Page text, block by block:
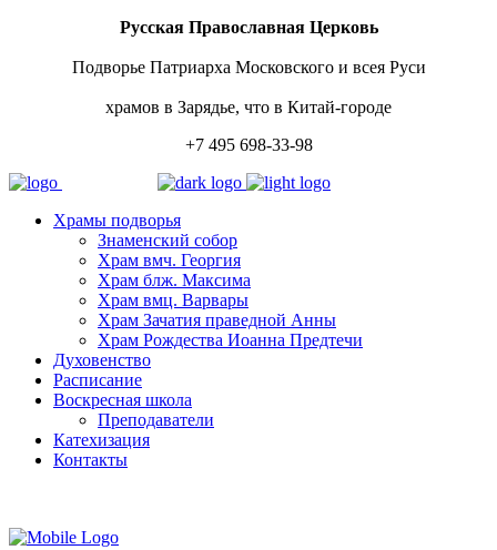
Русская Православная Церковь
Подворье Патриарха Московского и всея Руси
храмов в Зарядье, что в Китай-городе
+7 495 698-33-98
Храмы подворья
Знаменский собор
Храм вмч. Георгия
Храм блж. Максима
Храм вмц. Варвары
Храм Зачатия праведной Анны
Храм Рождества Иоанна Предтечи
Духовенство
Расписание
Воскресная школа
Преподаватели
Катехизация
Контакты